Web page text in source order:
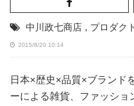
中川政七商店 , プロダク
2015/8/20 10:14
日本×歴史×品質×ブランド
ーによる雑貨、ファッシ